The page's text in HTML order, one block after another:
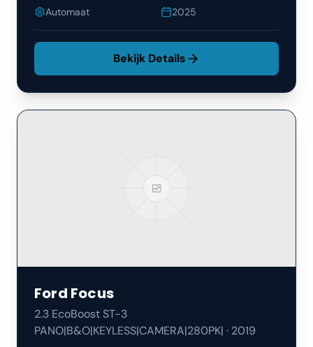
Automaat 2025
Bekijk Details
Ford Focus
2.3 EcoBoost ST-3
PANO|B&O|KEYLESS|CAMERA|280PK| · 2019